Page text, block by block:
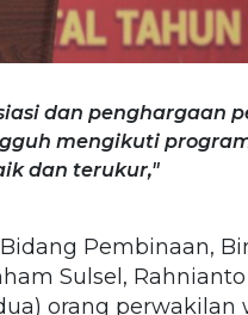
dan penghargaan
mengikuti
dan terukur,"
Pembinaan,
Sulsel,
orang perwakilan